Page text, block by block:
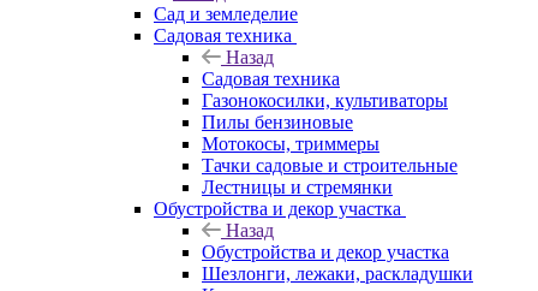
Сад и земледелие
Садовая техника
Назад
Садовая техника
Газонокосилки, культиваторы
Пилы бензиновые
Мотокосы, триммеры
Тачки садовые и строительные
Лестницы и стремянки
Обустройства и декор участка
Назад
Обустройства и декор участка
Шезлонги, лежаки, раскладушки